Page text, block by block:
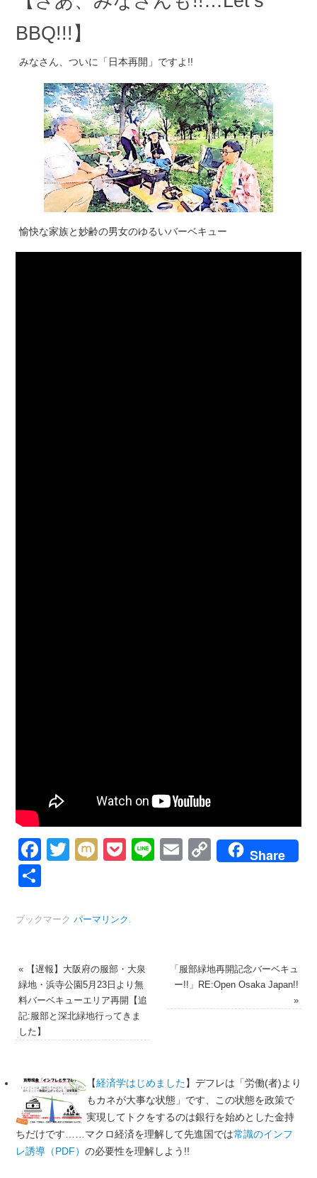
BBQ!!!】
みなさん、ついに「日本再開」ですよ!!
愉快な家族と妙齢の男女のゆるいバーベキュー
Facebook
Twitter
MixiPocket
LineEmailCopyShare
ブックマーク パーマリンク .
«【遅報】大阪府の服部・大泉
緑地・浜寺公園5月23日より無
料バーベキューエリア再開【追
記:服部と深北緑地行ってきま
した】
「服部緑地再開記念バーベキュ
ー!!」RE:Open Osaka Japan!!
»
【経済学はじめました】デフレは「労働(者)より
もカネが大事な状態」です、この状態を政策で
実現してトクをするのは銀行を始めとした金持
ちだけです……マクロ経済を理解して先進国では常識のインフ
レ誘導（PDF） の必要性を理解しよう!!